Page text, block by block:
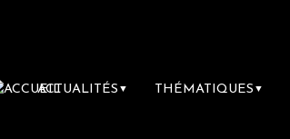
ACTUALITÉS ▼ THÉMATIQUES ▼